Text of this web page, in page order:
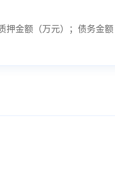
金额（万元）；债务金额